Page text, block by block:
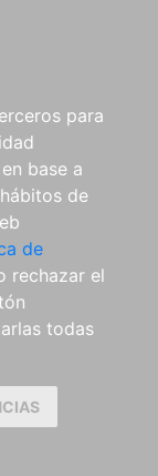
para
base a
de
de
rechazar el
todas